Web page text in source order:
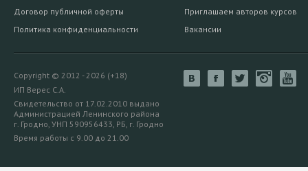
Договор публичной оферты
Политика конфиденциальности
Приглашаем авторов курсов
Вакансии
Copyright © 2012 - 2026 (+18)
ИП Верес С.А.
Свидетельство от 17.02.2010 выдано
Администрацией Ленинского района
г. Гродно, УНП 590956433, РБ, г. Гродно
Время работы с 9.00 до 21.00